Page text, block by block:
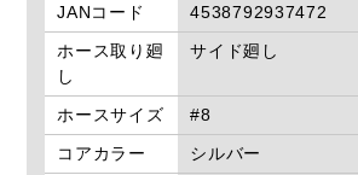
JANコード
4538792937472
ホース取り廻
し
サイド廻し
ホースサイズ
#8
コアカラー
シルバー